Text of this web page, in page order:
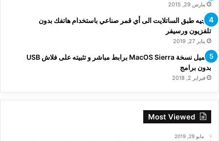
مارس 29, 2015
توجيه طبق الساتلايت الى أي قمر صناعي باستخدام هاتفك بدون
تلفزيون ورسيفر
يناير 27, 2019
تحميل نسخة MacOS Sierra برابط مباشر و تثبيته على فلاش USB
بدون برامج
فبراير 2, 2018
Most Viewed
مايو 29, 2019